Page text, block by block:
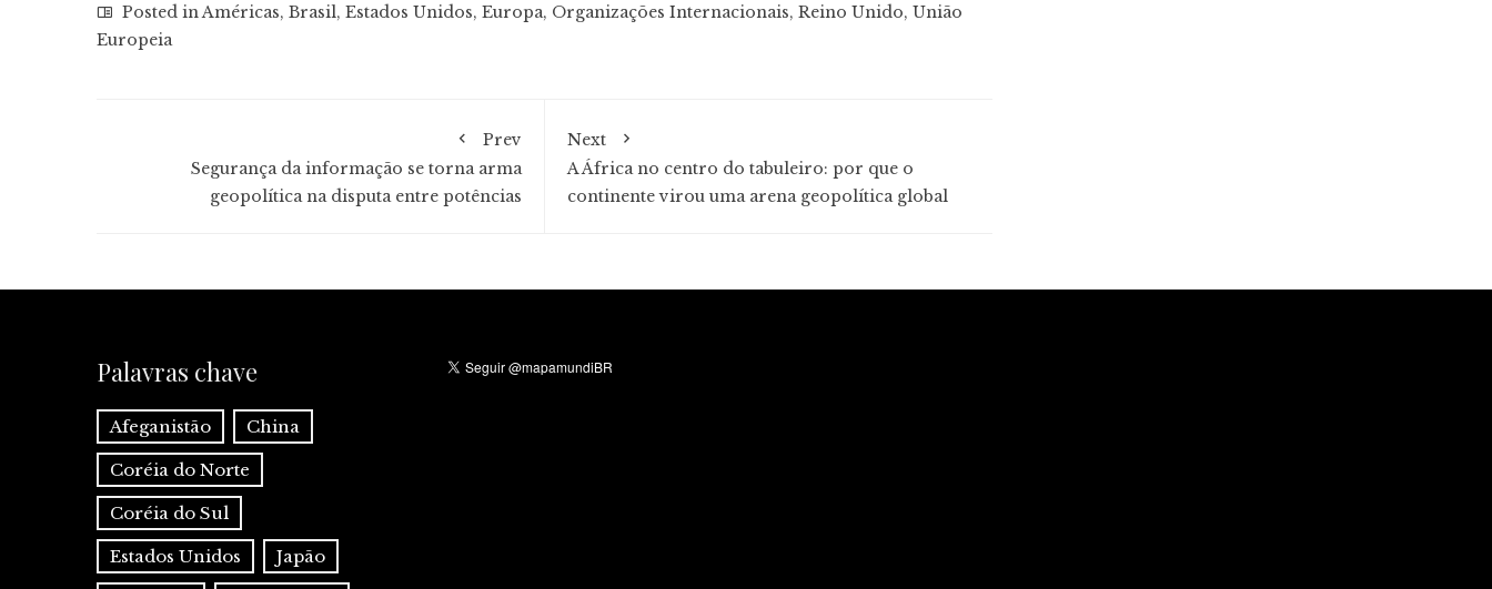
Posted inAméricas, Brasil, Estados Unidos, Europa, Organizações Internacionais, Reino Unido, União
Europeia
Prev
Segurança da informação se torna arma
geopolítica na disputa entre potências
Next
A África no centro do tabuleiro: por que o
continente virou uma arena geopolítica global
Palavras chave
Afeganistão China
Coréia do Norte
Coréia do Sul
Estados Unidos Japão